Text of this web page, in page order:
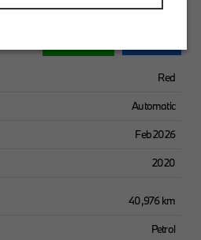
Red
Automatic
Feb 2026
2020
40,976 km
Petrol